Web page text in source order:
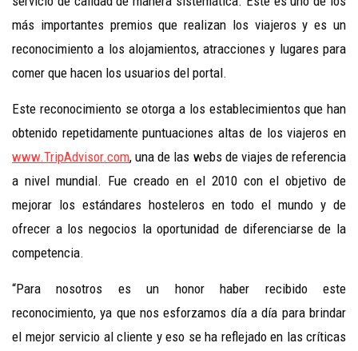
más importantes premios que realizan los viajeros y es un
reconocimiento a los alojamientos, atracciones y lugares para
comer que hacen los usuarios del portal.
Este reconocimiento se otorga a los establecimientos que han
obtenido repetidamente puntuaciones altas de los viajeros en
www.TripAdvisor.com, una de las webs de viajes de referencia
a nivel mundial. Fue creado en el 2010 con el objetivo de
mejorar los estándares hosteleros en todo el mundo y de
ofrecer a los negocios la oportunidad de diferenciarse de la
competencia.
“Para nosotros es un honor haber recibido este
reconocimiento, ya que nos esforzamos día a día para brindar
el mejor servicio al cliente y eso se ha reflejado en las críticas